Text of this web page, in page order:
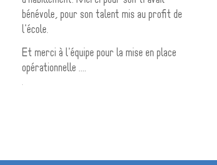
bénévole, pour son talent mis au profit de
l'école.
Et merci à l'équipe pour la mise en place
opérationnelle ....
.